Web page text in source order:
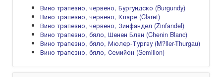
Вино трапезно, червено, Бургундско (Burgundy)
Вино трапезно, червено, Кларе (Claret)
Вино трапезно, червено, Зинфандел (Zinfandel)
Вино трапезно, бяло, Шенен Блан (Chenin Blanc)
Вино трапезно, бяло, Мюлер-Тургау (M?ller-Thurgau)
Вино трапезно, бяло, Семийон (Semillon)